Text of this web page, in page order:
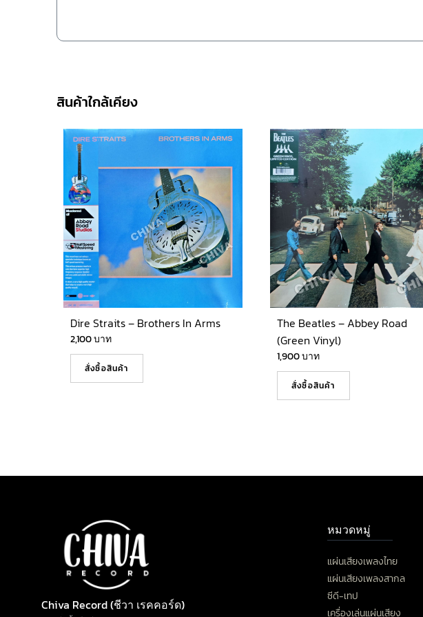
สินค้าใกล้เคียง
Dire Straits – Brothers In Arms
2,100บาท
สั่งซื้อสินค้า
The Beatles – Abbey Road
(Green Vinyl)
1,900บาท
สั่งซื้อสินค้า
Chiva Record (ชีวา เรคคอร์ด)
หมวดหมู่
แผ่นเสียงเพลงไทย
แผ่นเสียงเพลงสากล
ซีดี-เทป
เครื่องเล่นแผ่นเสียง